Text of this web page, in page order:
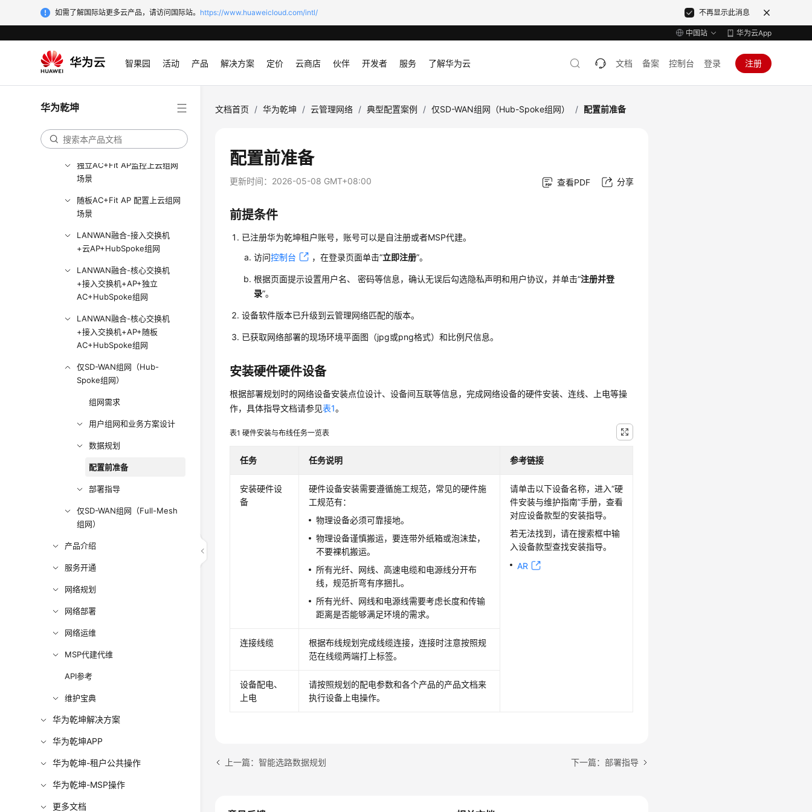
如需了解国际站更多云产品，请访问国际站。 https://www.huaweicloud.com/intl/ 不再显示此消息
中国站 华为云App
智果园 活动 产品 解决方案 定价 云商店 伙伴 开发者 服务 了解华为云 文档 备案 控制台 登录 注册
华为乾坤
组网场景
仅核心交换机+接入交换机+云
+AP+独立AC组网场景
仅核心交换机+接入交换机
+AP+随板AC组网场景
独立AC+Fit AP监控上云组网
场景
随板AC+Fit AP 配置上云组网
场景
LANWAN融合-接入交换机
+云AP+HubSpoke组网
LANWAN融合-核心交换机
+接入交换机+AP+独立
AC+HubSpoke组网
LANWAN融合-核心交换机
+接入交换机+AP+随板
AC+HubSpoke组网
仅SD-WAN组网（Hub-
Spoke组网）
组网需求
用户组网和业务方案设计
数据规划
配置前准备
部署指导
仅SD-WAN组网（Full-Mesh
组网）
产品介绍
服务开通
网络规划
网络部署
网络运维
MSP代建代维
API参考
维护宝典
华为乾坤解决方案
华为乾坤APP
华为乾坤-租户公共操作
华为乾坤-MSP操作
更多文档
文档首页 / 华为乾坤 / 云管理网络 / 典型配置案例 / 仅SD-WAN组网（Hub-Spoke组网） / 配置前准备
配置前准备
更新时间： 2026-05-08 GMT+08:00 查看PDF 分享
前提条件
已注册华为乾坤租户账号，账号可以是自注册或者MSP代建。
访问控制台 ，在登录页面单击“立即注册”。
根据页面提示设置用户名、 密码等信息，确认无误后勾选隐私声明和用户协议，并单击“注册并登
录”。
设备软件版本已升级到云管理网络匹配的版本。
已获取网络部署的现场环境平面图（jpg或png格式）和比例尺信息。
安装硬件硬件设备
根据部署规划时的网络设备安装点位设计、设备间互联等信息，完成网络设备的硬件安装、连线、上电等操
作，具体指导文档请参见表1。
表1硬件安装与布线任务一览表
任务 任务说明 参考链接
安装硬件设
备
硬件设备安装需要遵循施工规范，常见的硬件施
工规范有：
物理设备必须可靠接地。
物理设备谨慎搬运，要连带外纸箱或泡沫垫，
不要裸机搬运。
所有光纤、网线、高速电缆和电源线分开布
线，规范折弯有序捆扎。
所有光纤、网线和电源线需要考虑长度和传输
距离是否能够满足环境的需求。
请单击以下设备名称，进入“硬
件安装与维护指南”手册，查看
对应设备款型的安装指导。
若无法找到，请在搜索框中输
入设备款型查找安装指导。
AR
连接线缆
根据布线规划完成线缆连接，连接时注意按照规
范在线缆两端打上标签。
设备配电、
上电
请按照规划的配电参数和各个产品的产品文档来
执行设备上电操作。
上一篇：智能选路数据规划 下一篇：部署指导